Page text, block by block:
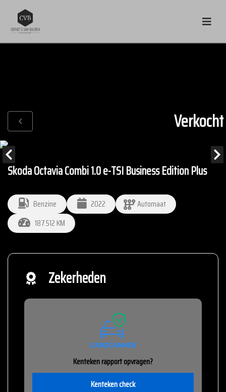
Verkocht
Skoda Octavia Combi 1.0 e-TSI Business Edition Plus
Benzine 2022
Automaat
187.512 KM
Zekerheden
Kenteken rapport opvragen?
Kenteken check